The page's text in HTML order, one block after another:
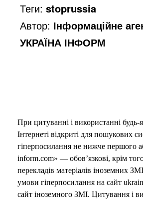
Теги:stoprussia
Автор: Інформаційне
УКРАЇНА ІНФОРМ
При цитуванні і використанні будь-
Інтернеті відкриті для пошукових
гіперпосилання не нижче першого
inform.com» — обов’язкові, крім
перекладів матеріалів іноземних
умови гіперпосилання на сайт
сайт іноземного ЗМІ. Цитування і